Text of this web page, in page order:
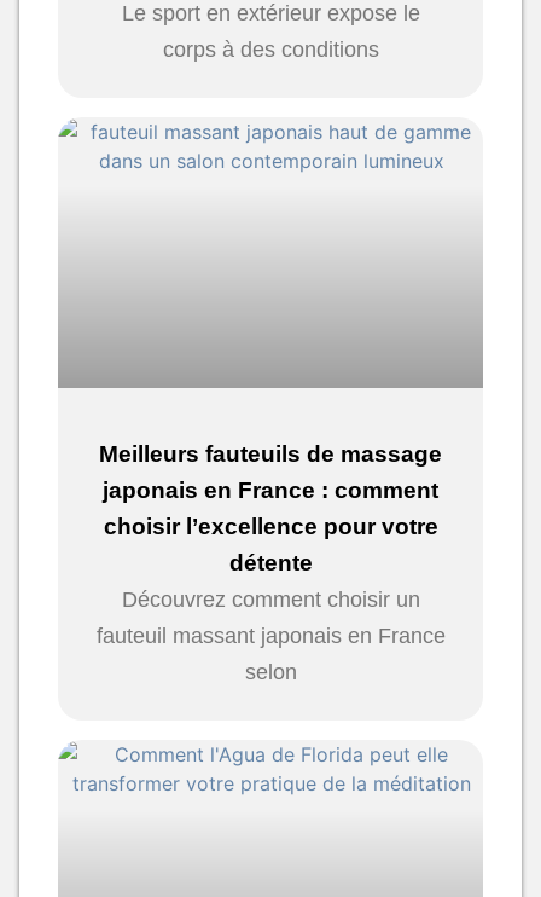
Le sport en extérieur expose le
corps à des conditions
Meilleurs fauteuils de massage
japonais en France : comment
choisir l’excellence pour votre
détente
Découvrez comment choisir un
fauteuil massant japonais en France
selon